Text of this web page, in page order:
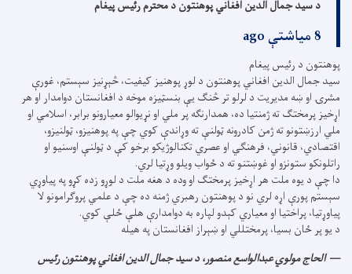
د سید جمال الدین افغاني پوهنتون د محترم رئیس پیغام
8 میاشتې ago
پوهنتون د رئيس پيغام
سيد جمال الدين افغاني پوهنتون د لوړ پوهنيز کيفيت، څېړنيز سېستم، غورې
مشرۍ او ښه مدیریت د لرلو تر څنګ يې بنسټيزه موخه د افغانستان دوامدار او هر
اړخيز پرمختګ ته ژمنتيا ده، همدارنګه پر ملي او نړيوالو معيارونو برابر، اسلامي او
ملي ارزښتونو ته ژمن کادرونه ټولنې ته وړاندې کوي چې په پوهنيزو، ټولنیزو،
اقتصادي، قانوني، فرهنګي او عصري تکنالوژيکو برخو کې د ټولنې اوسنيو او
راتلونکو ستونزو او غوښتنو ته د ځواب ويلو وړتيا لري.
دا چې د یوه ملت هر اړخیز پرمختګ او وده د هغه ملت د لوړو زده کړو په پیاوړي
سېستم پورې اړه لري نو د پوهنتون رهبري ژمنه ده چې د علمي پروګرامونو لا
پياوړتيا، پراختيا او معياري کېدو لپاره به دوامدارې هلې ځلې کوي.
د يو پر ځان بسيا، پرمختللي او ښېراز افغانستان په هيله
الحاج مولوي عبدالواسع منصور، د سید جمال الدین افغاني پوهنتون رئیس